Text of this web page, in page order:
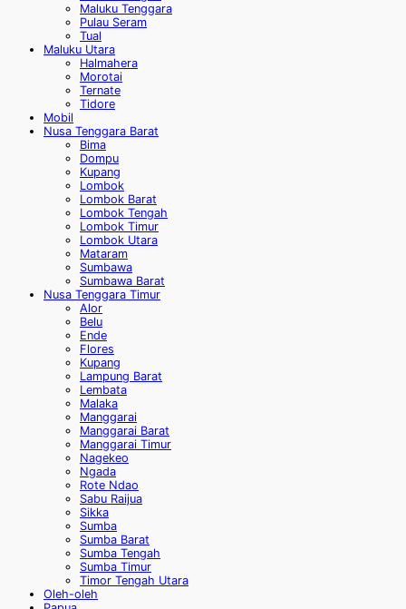
Maluku Tenggara
Pulau Seram
Tual
Maluku Utara
Halmahera
Morotai
Ternate
Tidore
Mobil
Nusa Tenggara Barat
Bima
Dompu
Kupang
Lombok
Lombok Barat
Lombok Tengah
Lombok Timur
Lombok Utara
Mataram
Sumbawa
Sumbawa Barat
Nusa Tenggara Timur
Alor
Belu
Ende
Flores
Kupang
Lampung Barat
Lembata
Malaka
Manggarai
Manggarai Barat
Manggarai Timur
Nagekeo
Ngada
Rote Ndao
Sabu Raijua
Sikka
Sumba
Sumba Barat
Sumba Tengah
Sumba Timur
Timor Tengah Utara
Oleh-oleh